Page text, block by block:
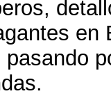
en
pasando